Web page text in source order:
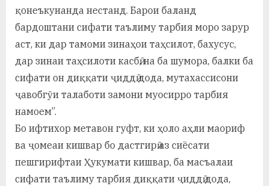
қонеъкунанда нестанд. Барои баланд
бардоштани сифати таълиму тарбия моро зарур
аст, ки дар тамоми зинаҳои таҳсилот, бахусус,
дар зинаи таҳсилоти касбӣ, на ба шумора, балки ба
сифати он диққати ҷиддӣ дода, мутахассисони
ҷавобгӯи талаботи замони муосирро тарбия
намоем”.
Бо ифтихор метавон гуфт, ки ҳоло аҳли маориф
ва ҷомеаи кишвар бо дастгирӣ аз сиёсати
пешгирифтаи Ҳукумати кишвар, ба масъалаи
сифати таълиму тарбия диққати ҷиддӣ дода,